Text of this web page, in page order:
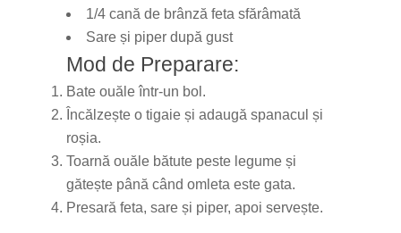
1/4 cană de brânză feta sfărâmată
Sare și piper după gust
Mod de Preparare:
Bate ouăle într-un bol.
Încălzește o tigaie și adaugă spanacul și
roșia.
Toarnă ouăle bătute peste legume și
gătește până când omleta este gata.
Presară feta, sare și piper, apoi servește.